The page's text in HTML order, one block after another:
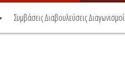
Συμβάσεις Διαβουλεύσεις Διαγωνισμοί